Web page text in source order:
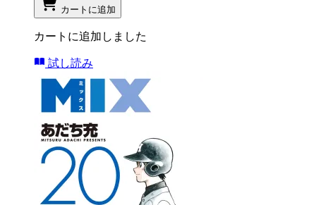
カートに追加
カートに追加しました
試し読み